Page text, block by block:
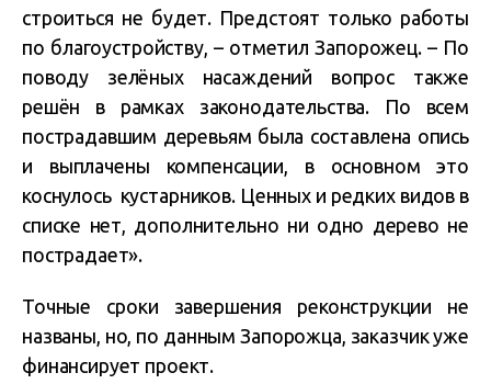
строиться не будет. Предстоят только работы
по благоустройству, – отметил Запорожец. – По
поводу зелёных насаждений вопрос также
решён в рамках законодательства. По всем
пострадавшим деревьям была составлена опись
и выплачены компенсации, в основном это
коснулось кустарников. Ценных и редких видов в
списке нет, дополнительно ни одно дерево не
пострадает».
Точные сроки завершения реконструкции не
названы, но, по данным Запорожца, заказчик уже
финансирует проект.